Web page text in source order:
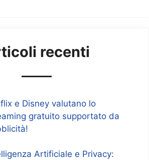
recenti
e Disney valutano lo
gratuito supportato da
Artificiale e Privacy: